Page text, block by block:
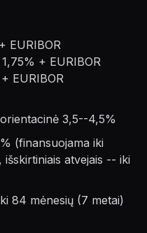
EURIBOR
+ EURIBOR
EURIBOR
orientacinė 3,5--4,5%
(finansuojama iki
atvejais -- iki
84 mėnesių (7 metai)